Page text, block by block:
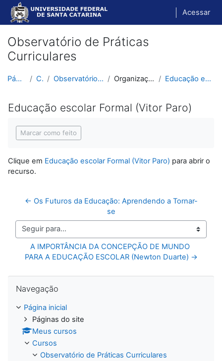
Ir para o conteúdo principal
Acessar
Observatório de Práticas
Curriculares
Página inicial Cursos Observatório de Práticas Curriculares Organização Escolar e Didática Educação escolar Formal (Vitor Paro)
Educação escolar Formal (Vitor Paro)
Marcar como feito
Clique em Educação escolar Formal (Vitor Paro) para abrir o
recurso.
← Os Futuros da Educação: Aprendendo a Tornar-
se
Seguir para...
A IMPORTÂNCIA DA CONCEPÇÃO DE MUNDO
PARA A EDUCAÇÃO ESCOLAR (Newton Duarte) →
Navegação
Página inicial
Páginas do site
Meus cursos
Cursos
Observatório de Práticas Curriculares